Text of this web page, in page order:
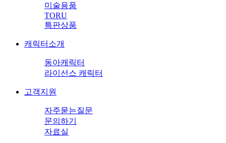
미술용품
TORU
특판상품
캐릭터소개
동아캐릭터
라이선스 캐릭터
고객지원
자주묻는질문
문의하기
자료실